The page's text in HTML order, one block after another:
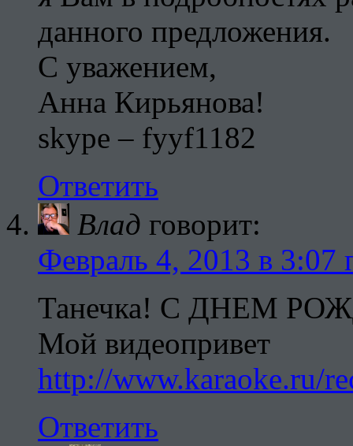
данного предложения.
С уважением,
Анна Кирьянова!
skype – fyyf1182
Ответить
Влад говорит:
Февраль 4, 2013 в 3:07
Танечка! С ДНЕМ
Мой видеопривет
http://www.karaoke.ru/
Ответить